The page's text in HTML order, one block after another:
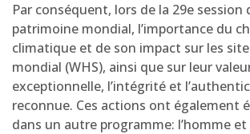
Par conséquent, lors de la 29e session
patrimoine mondial, l’importance du
climatique et de son impact sur les
mondial (WHS), ainsi que sur leur
exceptionnelle, l’intégrité et
reconnue. Ces actions ont également
dans un autre programme: l’homme